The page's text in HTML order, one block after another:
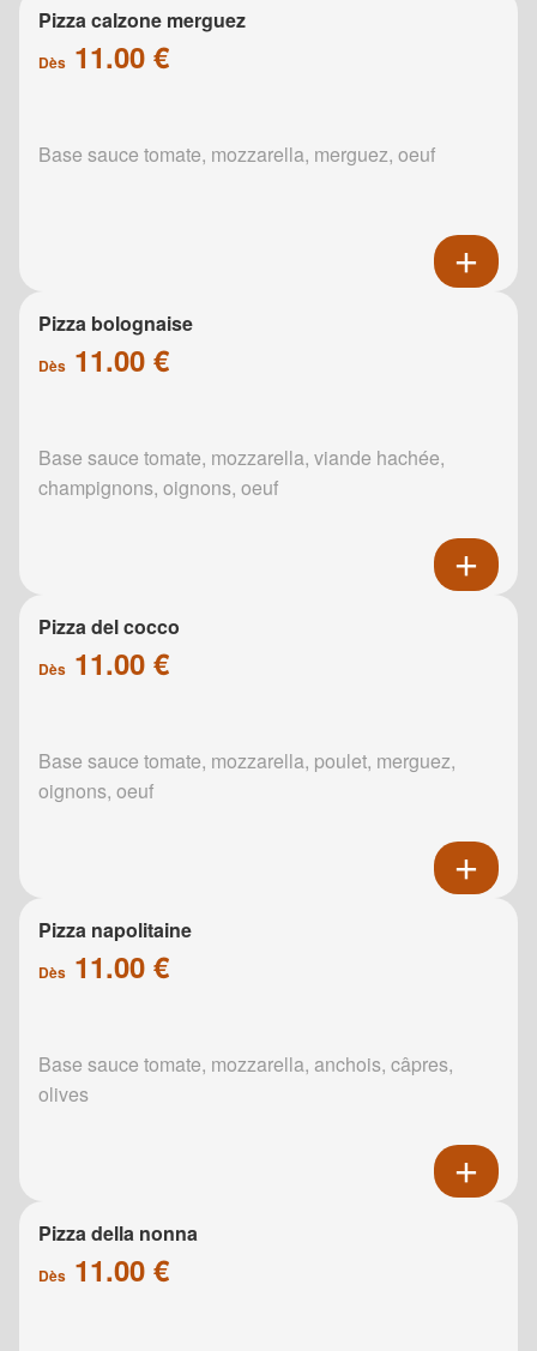
Pizza calzone merguez
Dès 11.00 €
Base sauce tomate, mozzarella, merguez, oeuf
Pizza bolognaise
Dès 11.00 €
Base sauce tomate, mozzarella, viande hachée,
champignons, oignons, oeuf
Pizza del cocco
Dès 11.00 €
Base sauce tomate, mozzarella, poulet, merguez,
oignons, oeuf
Pizza napolitaine
Dès 11.00 €
Base sauce tomate, mozzarella, anchois, câpres,
olives
Pizza della nonna
Dès 11.00 €